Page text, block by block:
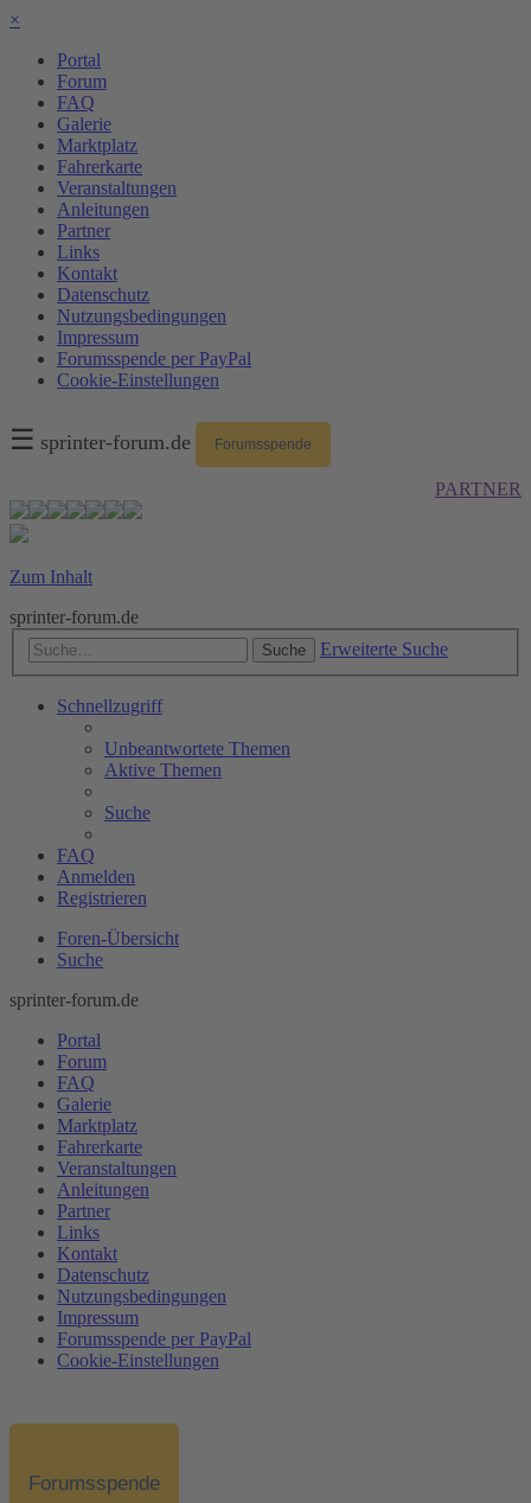
×
Portal
Forum
FAQ
Galerie
Marktplatz
Fahrerkarte
Veranstaltungen
Anleitungen
Partner
Links
Kontakt
Datenschutz
Nutzungsbedingungen
Impressum
Forumsspende per PayPal
Cookie-Einstellungen
☰ sprinter-forum.de Forumsspende
PARTNER
Zum Inhalt
sprinter-forum.de
Suche Erweiterte Suche
Schnellzugriff
Unbeantwortete Themen
Aktive Themen
Suche
FAQ
Anmelden
Registrieren
Foren-Übersicht
Suche
sprinter-forum.de
Portal
Forum
FAQ
Galerie
Marktplatz
Fahrerkarte
Veranstaltungen
Anleitungen
Partner
Links
Kontakt
Datenschutz
Nutzungsbedingungen
Impressum
Forumsspende per PayPal
Cookie-Einstellungen
Forumsspende